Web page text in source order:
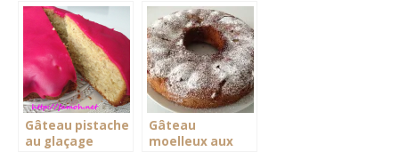
Gâteau pistache
au glaçage
Gâteau
moelleux aux